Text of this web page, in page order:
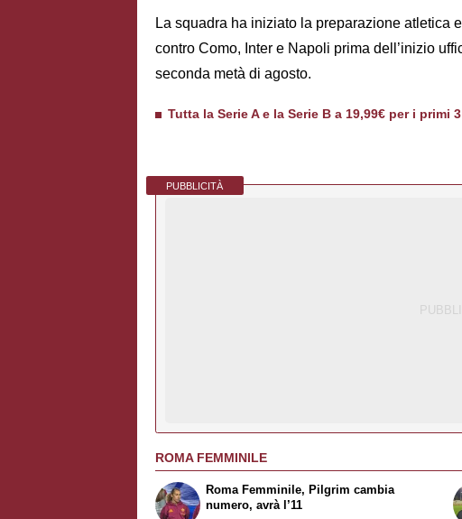
La squadra ha iniziato la preparazione atletica
contro Como, Inter e Napoli prima dell’inizio
seconda metà di agosto.
Tutta la Serie A e la Serie B a 19,99€ per i primi
PUBBLICITÀ
ROMA FEMMINILE
Roma Femminile, Pilgrim cambia
numero, avrà l’11